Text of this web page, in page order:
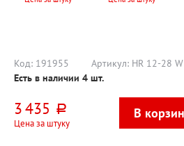
Код: 191955 Артикул: HR 12-28 W
Есть в наличии 4 шт.
3 435 руб.
Цена за штуку